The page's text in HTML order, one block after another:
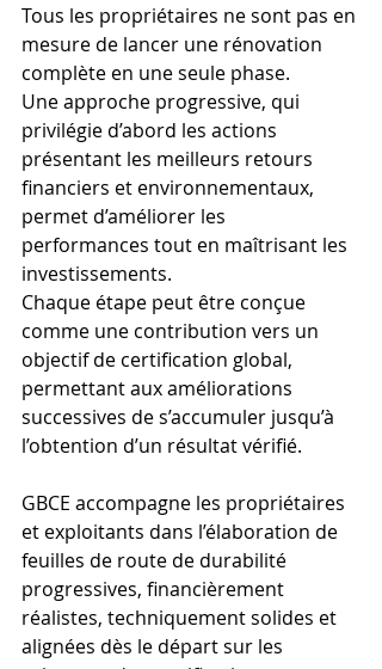
Tous les propriétaires ne sont pas en
mesure de lancer une rénovation
complète en une seule phase.
Une approche progressive, qui
privilégie d’abord les actions
présentant les meilleurs retours
financiers et environnementaux,
permet d’améliorer les
performances tout en maîtrisant les
investissements.
Chaque étape peut être conçue
comme une contribution vers un
objectif de certification global,
permettant aux améliorations
successives de s’accumuler jusqu’à
l’obtention d’un résultat vérifié.
GBCE accompagne les propriétaires
et exploitants dans l’élaboration de
feuilles de route de durabilité
progressives, financièrement
réalistes, techniquement solides et
alignées dès le départ sur les